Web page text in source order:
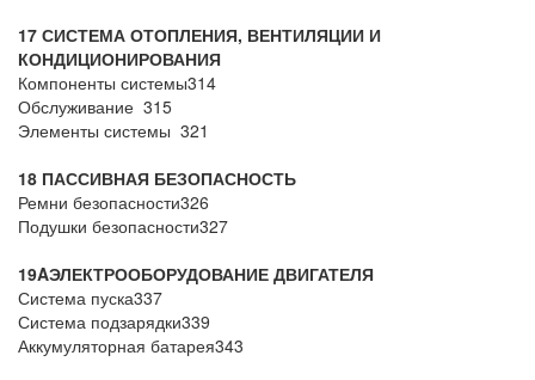
17 СИСТЕМА ОТОПЛЕНИЯ, ВЕНТИЛЯЦИИ И
КОНДИЦИОНИРОВАНИЯ
Компоненты системы314
Обслуживание 315
Элементы системы 321
18 ПАССИВНАЯ БЕЗОПАСНОСТЬ
Ремни безопасности326
Подушки безопасности327
19AЭЛЕКТРООБОРУДОВАНИЕ ДВИГАТЕЛЯ
Система пуска337
Система подзарядки339
Аккумуляторная батарея343